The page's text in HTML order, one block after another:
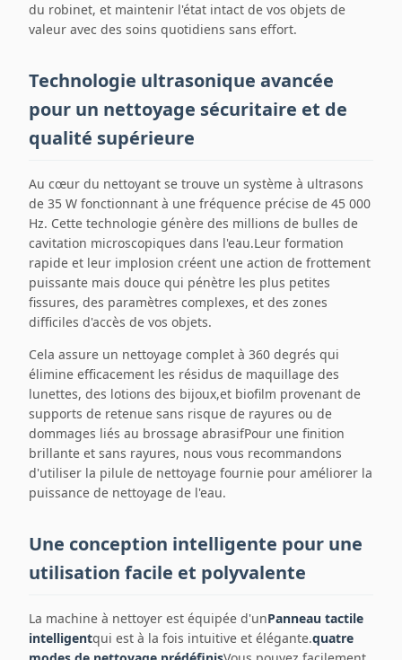
du robinet, et maintenir l'état intact de vos objets de
valeur avec des soins quotidiens sans effort.
Technologie ultrasonique avancée
pour un nettoyage sécuritaire et de
qualité supérieure
Au cœur du nettoyant se trouve un système à ultrasons
de 35 W fonctionnant à une fréquence précise de 45 000
Hz. Cette technologie génère des millions de bulles de
cavitation microscopiques dans l'eau.Leur formation
rapide et leur implosion créent une action de frottement
puissante mais douce qui pénètre les plus petites
fissures, des paramètres complexes, et des zones
difficiles d'accès de vos objets.
Cela assure un nettoyage complet à 360 degrés qui
élimine efficacement les résidus de maquillage des
lunettes, des lotions des bijoux,et biofilm provenant de
supports de retenue sans risque de rayures ou de
dommages liés au brossage abrasifPour une finition
brillante et sans rayures, nous vous recommandons
d'utiliser la pilule de nettoyage fournie pour améliorer la
puissance de nettoyage de l'eau.
Une conception intelligente pour une
utilisation facile et polyvalente
La machine à nettoyer est équipée d'unPanneau tactile
intelligentqui est à la fois intuitive et élégante.quatre